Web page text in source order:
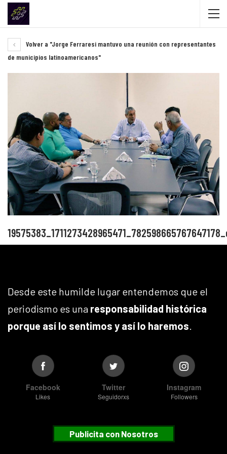
Volver a "Jorge Ferraresi mantuvo una reunión con representantes
de municipios latinoamericanos"
Desde este humilde lugar entendemos que el
periodismo es una responsabilidad histórica
porque así lo sentimos y así lo haremos.
Facebook
Likes
Twitter
Seguidorxs
Instagram
Followers
Publicita con Nosotros